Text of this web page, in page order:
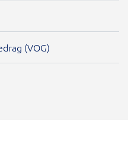
(VOG)